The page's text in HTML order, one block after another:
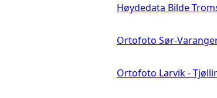
Høydedata Bilde
Ortofoto Sør-
Ortofoto Larvik -